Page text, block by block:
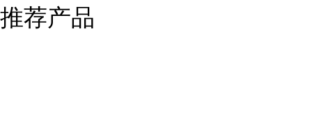
推荐产品